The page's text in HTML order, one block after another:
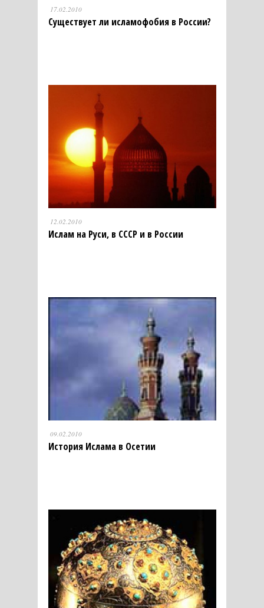
17.02.2010
Существует ли исламофобия в России?
12.02.2010
Ислам на Руси, в СССР и в России
09.02.2010
История Ислама в Осетии